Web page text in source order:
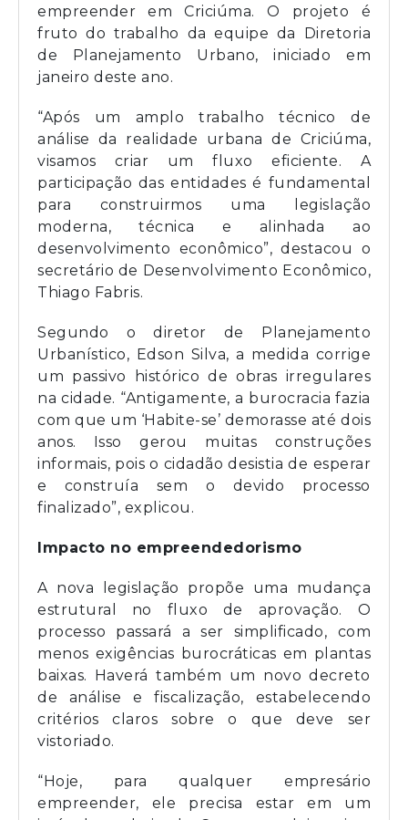
empreender em Criciúma. O projeto é
fruto do trabalho da equipe da Diretoria
de Planejamento Urbano, iniciado em
janeiro deste ano.
“Após um amplo trabalho técnico de
análise da realidade urbana de Criciúma,
visamos criar um fluxo eficiente. A
participação das entidades é fundamental
para construirmos uma legislação
moderna, técnica e alinhada ao
desenvolvimento econômico”, destacou o
secretário de Desenvolvimento Econômico,
Thiago Fabris.
Segundo o diretor de Planejamento
Urbanístico, Edson Silva, a medida corrige
um passivo histórico de obras irregulares
na cidade. “Antigamente, a burocracia fazia
com que um ‘Habite-se’ demorasse até dois
anos. Isso gerou muitas construções
informais, pois o cidadão desistia de esperar
e construía sem o devido processo
finalizado”, explicou.
Impacto no empreendedorismo
A nova legislação propõe uma mudança
estrutural no fluxo de aprovação. O
processo passará a ser simplificado, com
menos exigências burocráticas em plantas
baixas. Haverá também um novo decreto
de análise e fiscalização, estabelecendo
critérios claros sobre o que deve ser
vistoriado.
“Hoje, para qualquer empresário
empreender, ele precisa estar em um